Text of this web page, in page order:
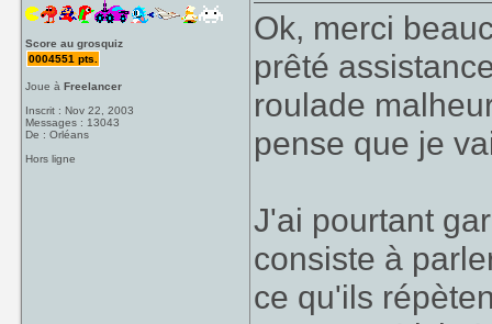
Score au grosquiz
0004551 pts.
Joue àFreelancer
Inscrit : Nov 22, 2003
Messages : 13043
De : Orléans
Hors ligne
Ok, merci
prêté
roulade
pense que je
J'ai pourtant
consiste à
ce qu'ils